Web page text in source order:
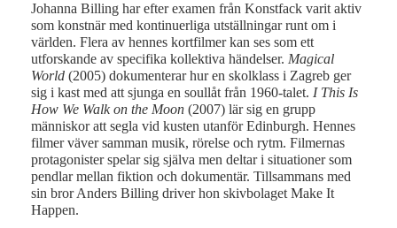
Johanna Billing har efter examen från Konstfack varit aktiv
som konstnär med kontinuerliga utställningar runt om i
världen. Flera av hennes kortfilmer kan ses som ett
utforskande av specifika kollektiva händelser. Magical
World (2005) dokumenterar hur en skolklass i Zagreb ger
sig i kast med att sjunga en soullåt från 1960-talet. I This Is
How We Walk on the Moon (2007) lär sig en grupp
människor att segla vid kusten utanför Edinburgh. Hennes
filmer väver samman musik, rörelse och rytm. Filmernas
protagonister spelar sig själva men deltar i situationer som
pendlar mellan fiktion och dokumentär. Tillsammans med
sin bror Anders Billing driver hon skivbolaget Make It
Happen.